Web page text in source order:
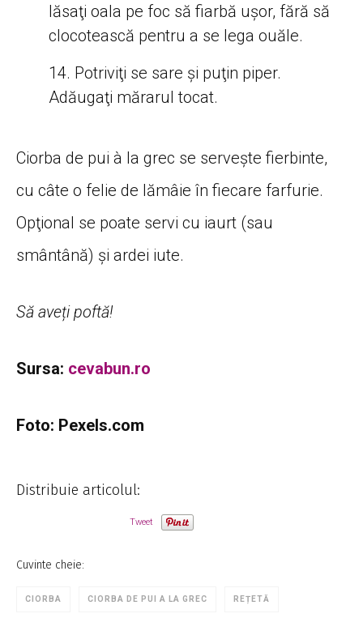
lăsaţi oala pe foc să fiarbă uşor, fără să
clocotească pentru a se lega ouăle.
Potriviţi se sare şi puţin piper.
Adăugaţi mărarul tocat.
Ciorba de pui à la grec se serveşte fierbinte,
cu câte o felie de lămâie în fiecare farfurie.
Opţional se poate servi cu iaurt (sau
smântână) şi ardei iute.
Să aveți poftă!
Sursa: cevabun.ro
Foto: Pexels.com
Distribuie articolul:
Tweet
Cuvinte cheie:
CIORBA CIORBA DE PUI A LA GREC REȚETĂ